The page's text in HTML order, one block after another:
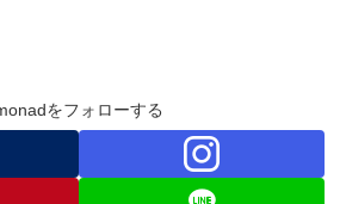
をフォローする